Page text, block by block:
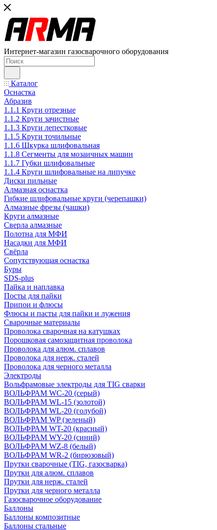
Интернет-магазин газосварочного оборудования
Каталог
Оснастка
Абразив
1.1.1 Круги отрезные
1.1.2 Круги зачистные
1.1.3 Круги лепестковые
1.1.5 Круги точильные
1.1.6 Шкурка шлифовальная
1.1.8 Сегменты для мозаичных машин
1.1.7 Губки шлифовальные
1.1.4 Круги шлифовальные на липучке
Диски пильные
Алмазная оснастка
Гибкие шлифовальные круги (черепашки)
Алмазные фрезы (чашки)
Круги алмазные
Сверла алмазные
Полотна для МФИ
Насадки для МФИ
Свёрла
Сопутствующая оснастка
Буры
SDS-plus
Пайка и наплавка
Посты для пайки
Припои и флюсы
Флюсы и пасты для пайки и лужения
Сварочные материалы
Проволока сварочная на катушках
Порошковая самозащитная проволока
Проволока для алюм. сплавов
Проволока для нерж. сталей
Проволока для черного металла
Электроды
Вольфрамовые электроды для TIG сварки
ВОЛЬФРАМ WC-20 (серый)
ВОЛЬФРАМ WL-15 (золотой)
ВОЛЬФРАМ WL-20 (голубой)
ВОЛЬФРАМ WP (зеленый)
ВОЛЬФРАМ WT-20 (красный)
ВОЛЬФРАМ WY-20 (синий)
ВОЛЬФРАМ WZ-8 (белый)
ВОЛЬФРАМ WR-2 (бирюзовый)
Прутки сварочные (TIG, газосварка)
Прутки для алюм. сплавов
Прутки для нерж. сталей
Прутки для черного металла
Газосварочное оборудование
Баллоны
Баллоны композитные
Баллоны стальные